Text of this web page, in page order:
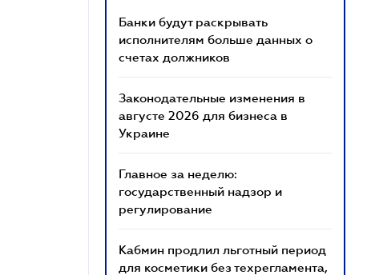
Банки будут раскрывать
исполнителям больше данных о
счетах должников
Законодательные изменения в
августе 2026 для бизнеса в
Украине
Главное за неделю:
государственный надзор и
регулирование
Кабмин продлил льготный период
для косметики без техрегламента,